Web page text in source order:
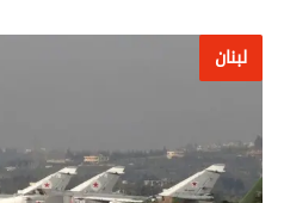
لبنان